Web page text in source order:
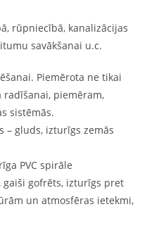
rūpniecībā, kanalizācijas
savākšanai u.c.
Piemērota ne tikai
radīšanai, piemēram,
sistēmās.
– gluds, izturīgs zemās
PVC spirāle
gaiši gofrēts, izturīgs pret
un atmosfēras ietekmi,